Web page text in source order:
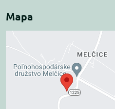
Mapa
Externý obsah je
blokovaný Voľbami
súkromia
Prajete si načítať externý obsah?